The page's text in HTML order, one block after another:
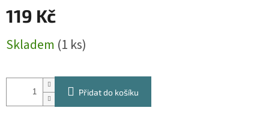
119 Kč
cena:
Skladem (1 ks)
Přidat do košíku